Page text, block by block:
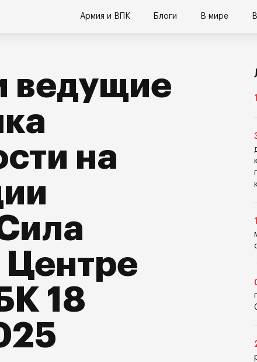
Армия и ВПК Блоги В мире
ведущие
на
Центре
18